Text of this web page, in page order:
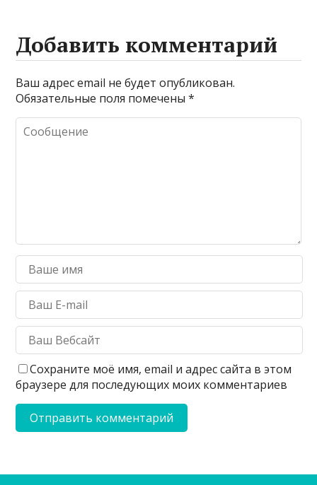
Добавить комментарий
Ваш адрес email не будет опубликован.
Обязательные поля помечены*
Сохраните моё имя, email и адрес сайта в этом
браузере для последующих моих комментариев